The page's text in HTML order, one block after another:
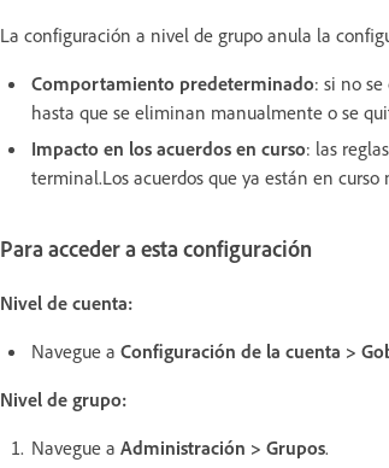
La configuración a nivel de grupo anula la
Comportamiento predeterminado: si no
hasta que se eliminan manualmente o se
Impacto en los acuerdos en curso: las
terminal.Los acuerdos que ya están en
Para acceder a esta configuración
Nivel de cuenta:
Navegue a Configuración de la cuenta >
Nivel de grupo:
Navegue a Administración > Grupos.